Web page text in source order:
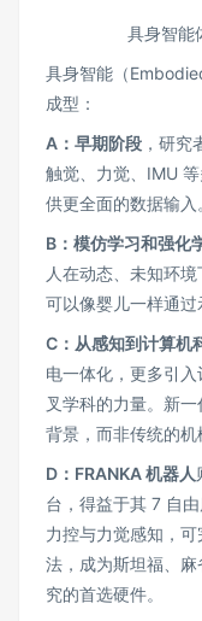
具身智能
具身智能（
成型：
A：早期阶段 ，研
触觉、力觉、IMU
供更全面的数据输入
B：模仿学习和强化
人在动态、未知环
可以像婴儿一样通过
C：从感知到计算机
电一体化，更多引
叉学科的力量。新
背景，而非传统的机
D：FRANKA机器人
台，得益于其 7 自
力控与力觉感知，
法，成为斯坦福、
究的首选硬件。